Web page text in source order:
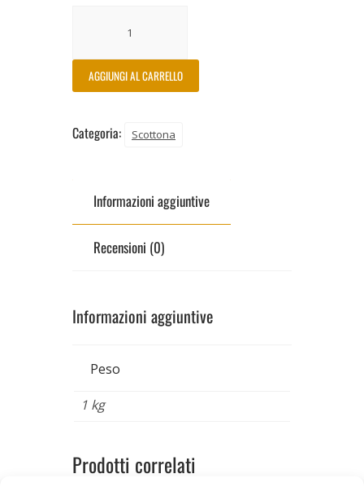
AGGIUNGI AL CARRELLO
Categoria: Scottona
Informazioni aggiuntive
Recensioni (0)
Informazioni aggiuntive
Peso
1 kg
Prodotti correlati